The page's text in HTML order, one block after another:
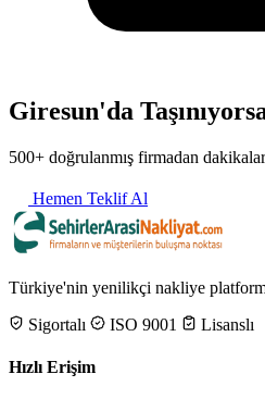
Giresun'da
500+ doğrulanmış firmadan
Hemen Teklif Al
Türkiye'nin yenilikçi nakliye
Sigortalı
ISO 9001 Lisanslı
Hızlı Erişim